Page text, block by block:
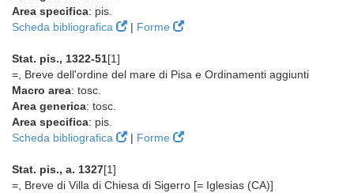
Area specifica: pis.
Scheda bibliografica
| Forme
Stat. pis., 1322-51[1]
=, Breve dell'ordine del mare di Pisa e Ordinamenti aggiunti
Macro area: tosc.
Area generica: tosc.
Area specifica: pis.
Scheda bibliografica
| Forme
Stat. pis., a. 1327[1]
=, Breve di Villa di Chiesa di Sigerro [= Iglesias (CA)]